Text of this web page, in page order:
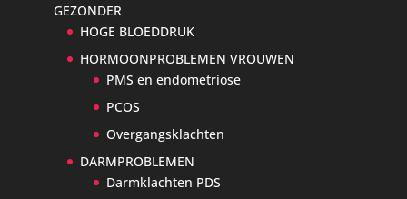
GEZONDER
HOGE BLOEDDRUK
HORMOONPROBLEMEN VROUWEN
PMS en endometriose
PCOS
Overgangsklachten
DARMPROBLEMEN
Darmklachten PDS